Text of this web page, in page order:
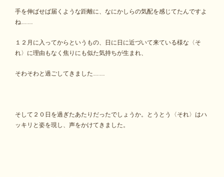
手を伸ばせば届くような距離に、なにかしらの気配を感じてたんですよ
ね……
１２月に入ってからというもの、日に日に近づいて来ている様な〈そ
れ〉に理由もなく焦りにも似た気持ちが生まれ、
そわそわと過ごしてきました……
そして２０日を過ぎたあたりだったでしょうか。とうとう〈それ〉はハ
ッキリと姿を現し、声をかけてきました。